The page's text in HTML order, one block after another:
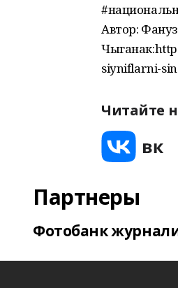
Автор:
siyniflarni-
Читайте
Партнеры
Фотобанк